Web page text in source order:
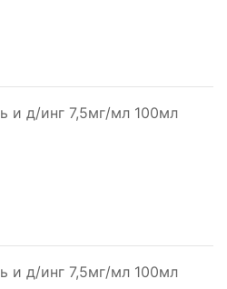
и д/инг 7,5мг/мл 100мл
и д/инг 7,5мг/мл 100мл